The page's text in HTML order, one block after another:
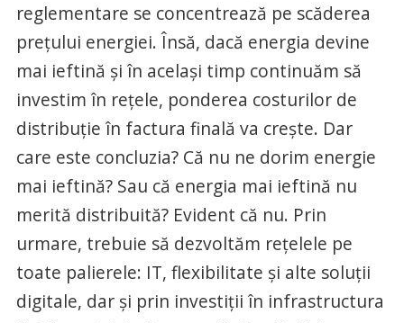
reglementare se concentrează pe scăderea
preţului energiei. Însă, dacă energia devine
mai ieftină şi în acelaşi timp continuăm să
investim în reţele, ponderea costurilor de
distribuţie în factura finală va creşte. Dar
care este concluzia? Că nu ne dorim energie
mai ieftină? Sau că energia mai ieftină nu
merită distribuită? Evident că nu. Prin
urmare, trebuie să dezvoltăm reţelele pe
toate palierele: IT, flexibilitate şi alte soluţii
digitale, dar şi prin investiţii în infrastructura